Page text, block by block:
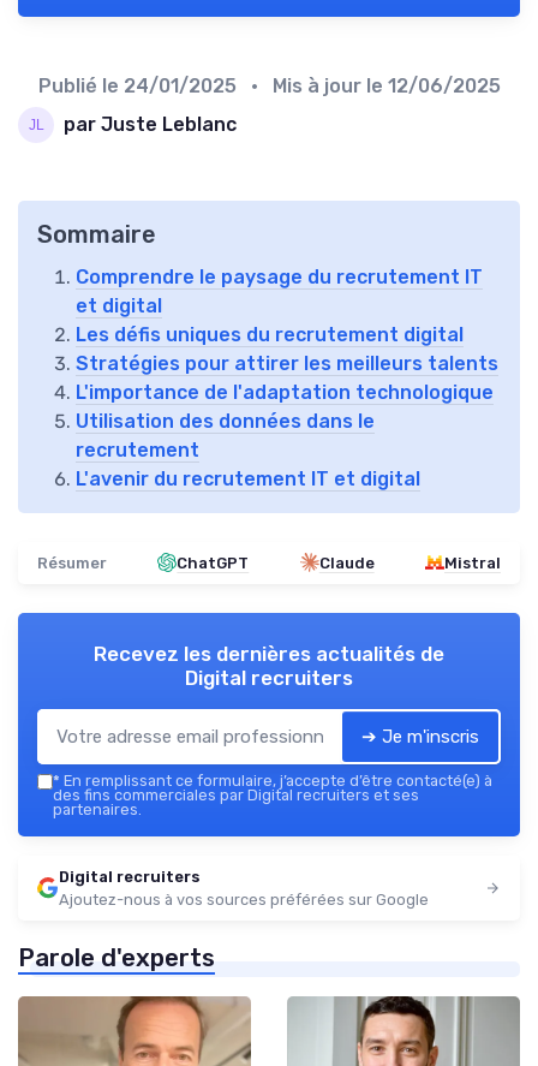
Publié le 24/01/2025 • Mis à jour le 12/06/2025
par Juste Leblanc
Sommaire
Comprendre le paysage du recrutement IT
et digital
Les défis uniques du recrutement digital
Stratégies pour attirer les meilleurs talents
L'importance de l'adaptation technologique
Utilisation des données dans le
recrutement
L'avenir du recrutement IT et digital
Résumer ChatGPT Claude Mistral
Recevez les dernières actualités de
Digital recruiters
➔ Je m'inscris
* En remplissant ce formulaire, j’accepte d’être contacté(e) à
des fins commerciales par Digital recruiters et ses
partenaires.
Digital recruiters
Ajoutez-nous à vos sources préférées sur Google
Parole d'experts